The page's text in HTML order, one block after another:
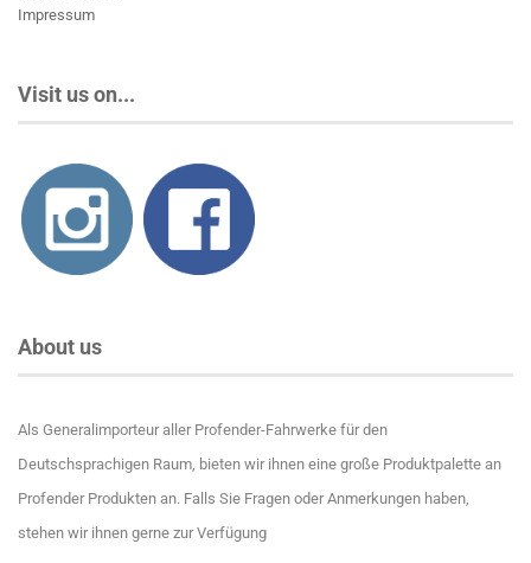
Impressum
Visit us on...
About us
Als Generalimporteur aller Profender-Fahrwerke für den
Deutschsprachigen Raum, bieten wir ihnen eine große Produktpalette an
Profender Produkten an. Falls Sie Fragen oder Anmerkungen haben,
stehen wir ihnen gerne zur Verfügung